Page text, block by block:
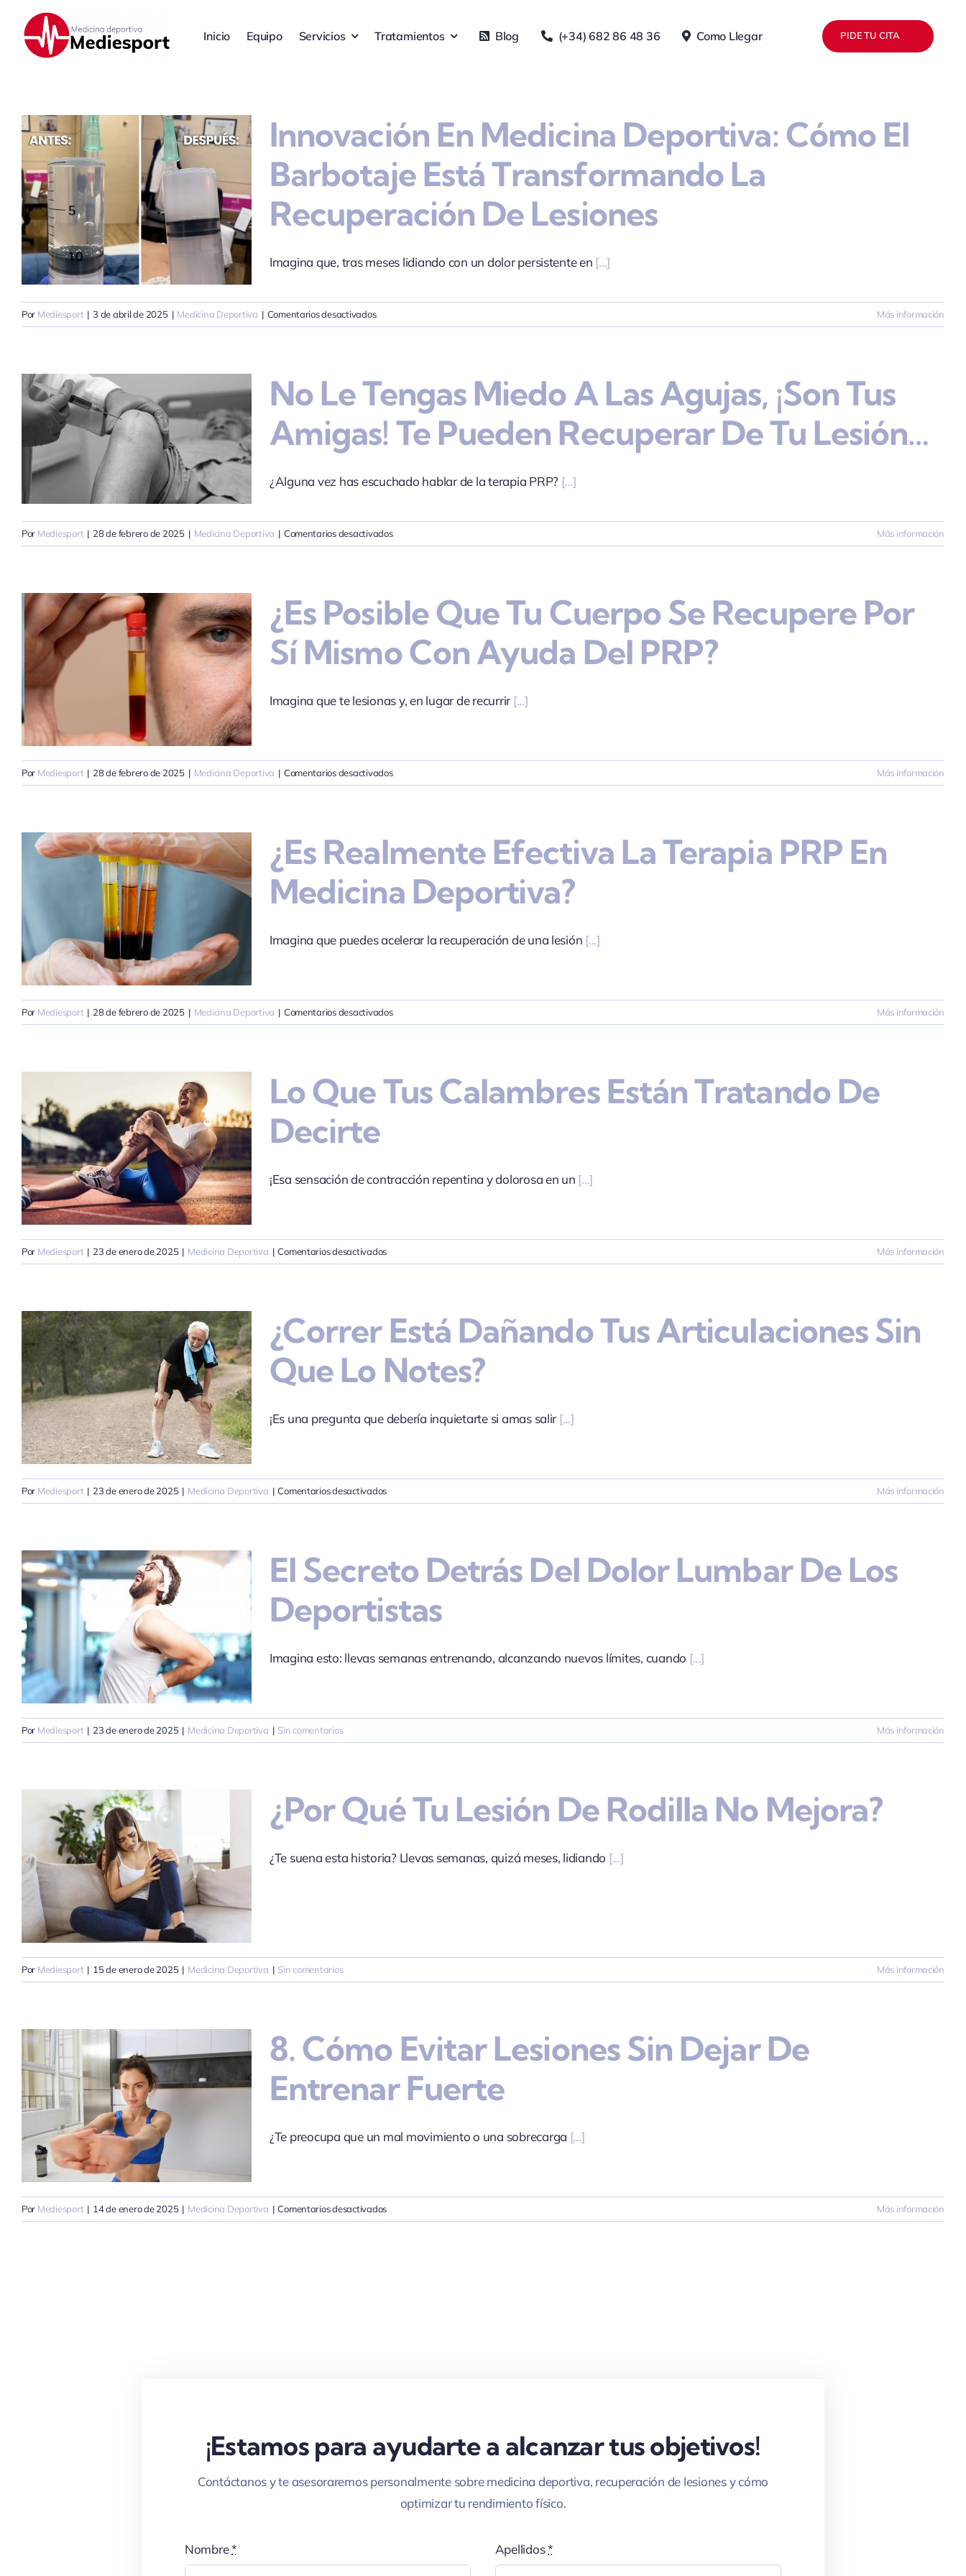
contenido
Inicio Equipo Servicios Tratamientos Blog (+34) 682 86 48 36 Como Llegar PIDE TU CITA
Innovación En Medicina Deportiva: Cómo El
Barbotaje Está Transformando La
Recuperación De Lesiones
Imagina que, tras meses lidiando con un dolor persistente en [...]
Por Mediesport | 3 de abril de 2025 | Medicina Deportiva | Comentarios desactivadosen
Innovación
Deportiva:
Cómo
Barbotaje
Está
la
Lesiones
Más información
No Le Tengas Miedo A Las Agujas, ¡son Tus
Amigas! Te Pueden Recuperar De Tu Lesión…
¿Alguna vez has escuchado hablar de la terapia PRP? [...]
Por Mediesport | 28 de febrero de 2025 | Medicina Deportiva | Comentarios desactivadosen
No
miedo
a
agujas,
¡son
amigas!
de
Más información
¿Es Posible Que Tu Cuerpo Se Recupere Por
Sí Mismo Con Ayuda Del PRP?
Imagina que te lesionas y, en lugar de recurrir [...]
Por Mediesport | 28 de febrero de 2025 | Medicina Deportiva | Comentarios desactivadosen
¿Es
cuerpo
recupere
por
mismo
PRP?
Más información
¿Es Realmente Efectiva La Terapia PRP En
Medicina Deportiva?
Imagina que puedes acelerar la recuperación de una lesión [...]
Por Mediesport | 28 de febrero de 2025 | Medicina Deportiva | Comentarios desactivadosen
¿Es
la
terapia
Más información
Lo Que Tus Calambres Están Tratando De
Decirte
¡Esa sensación de contracción repentina y dolorosa en un [...]
Por Mediesport | 23 de enero de 2025 | Medicina Deportiva | Comentarios desactivadosen
Lo
calambres
están
de
decirte
Más información
¿Correr Está Dañando Tus Articulaciones Sin
Que Lo Notes?
¡Es una pregunta que debería inquietarte si amas salir [...]
Por Mediesport | 23 de enero de 2025 | Medicina Deportiva | Comentarios desactivadosen
¿Correr
articulaciones
que
lo
Más información
El Secreto Detrás Del Dolor Lumbar De Los
Deportistas
Imagina esto: llevas semanas entrenando, alcanzando nuevos límites, cuando [...]
Por Mediesport | 23 de enero de 2025 | Medicina Deportiva | Sin comentarios Más información
¿Por Qué Tu Lesión De Rodilla No Mejora?
¿Te suena esta historia? Llevas semanas, quizá meses, lidiando [...]
Por Mediesport | 15 de enero de 2025 | Medicina Deportiva | Sin comentarios Más información
8. Cómo Evitar Lesiones Sin Dejar De
Entrenar Fuerte
¿Te preocupa que un mal movimiento o una sobrecarga [...]
Por Mediesport | 14 de enero de 2025 | Medicina Deportiva | Comentarios desactivadosen
8.
Más información
¡Estamos para ayudarte a alcanzar tus objetivos!
Contáctanos y te asesoraremos personalmente sobre medicina deportiva, recuperación de lesiones y cómo
optimizar tu rendimiento físico.
Nombre* Apellidos*